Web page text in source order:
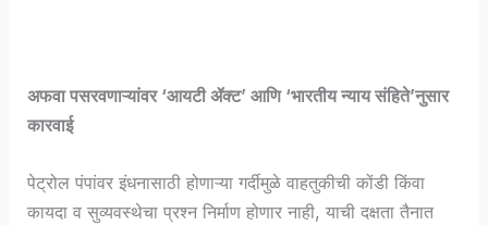
अफवा पसरवणाऱ्यांवर ‘आयटी ॲक्ट’ आणि ‘भारतीय न्याय संहिते’नुसार
कारवाई
​पेट्रोल पंपांवर इंधनासाठी होणाऱ्या गर्दीमुळे वाहतुकीची कोंडी किंवा
कायदा व सुव्यवस्थेचा प्रश्न निर्माण होणार नाही, याची दक्षता तैनात